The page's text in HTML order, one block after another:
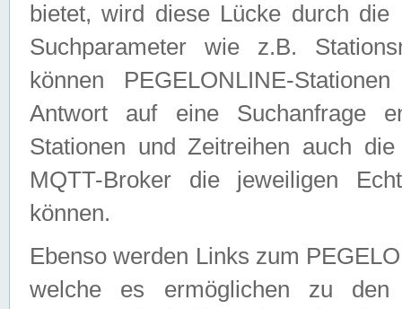
bietet, wird diese Lücke durch die
Suchparameter wie z.B.
können PEGELONLINE-
Antwort auf eine Suchanfrage
Stationen und Zeitreihen auch
MQTT-Broker die jeweiligen
können.
Ebenso werden Links zum
welche es ermöglichen zu den